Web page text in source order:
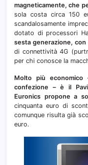
magneticamente, che
sola costa circa 150
scandalosamente
dotato di processori
sesta generazione,
di connettività 4G
per chi conosce la
Molto più
confezione – è il
Euronics propone a
cinquanta euro di
comunque risulta già
euro.